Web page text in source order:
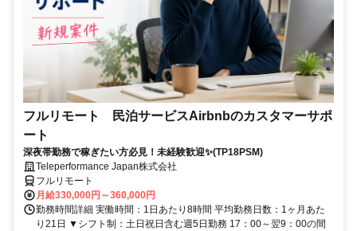
フルリモート 民泊サービスAirbnbのカスタマーサポ
ート
深夜帯勤務で稼ぎたい方必見！未経験歓迎✨(TP18PSM)
Teleperformance Japan株式会社
フルリモート
月給330,000円～360,000円
勤務時間詳細 実働時間：1日あたり8時間 平均勤務日数：1ヶ月あた
り21日 ▼シフト制：土日祝日含む週5日勤務 17：00～翌9：00の間